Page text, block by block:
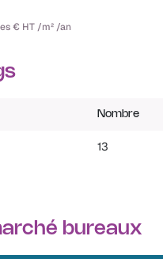
€ HT /m² /an
Nombre
13
bureaux